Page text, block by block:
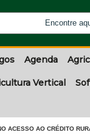
Encontre
Agenda
Vertical
ACESSO AO CRÉDITO